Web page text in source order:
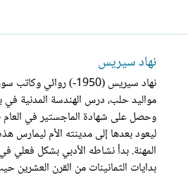
نهاد سيريس
نهاد سيريس (1950-) روائي
مواليد حلب، درس الهندسة المدنية في
ليعود بعدها إلى مدينته الأم ليمارس
المهنة. بدأ نشاطه الأدبي بشكل فعلي في
بدايات الثمانينات من القرن العشرين